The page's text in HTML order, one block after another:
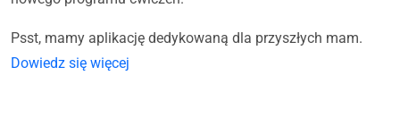
Psst, mamy aplikację dedykowaną dla przyszłych mam.
Dowiedz się więcej